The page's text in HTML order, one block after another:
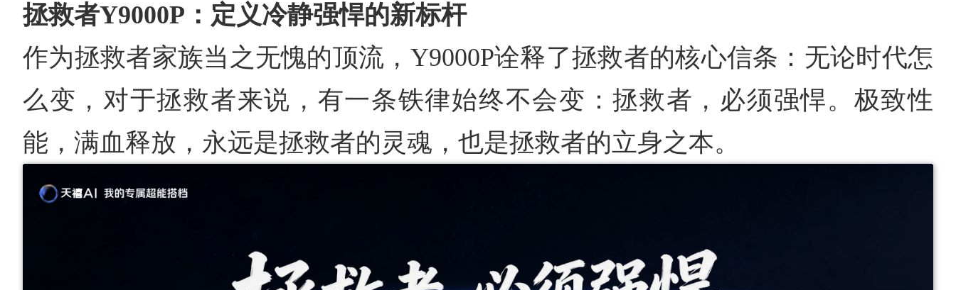
拯救者Y9000P：定义冷静强悍的新标杆
作为拯救者家族当之无愧的顶流，Y9000P诠释了拯救者的核心信条：无论时代怎
么变，对于拯救者来说，有一条铁律始终不会变：拯救者，必须强悍。极致性
能，满血释放，永远是拯救者的灵魂，也是拯救者的立身之本。